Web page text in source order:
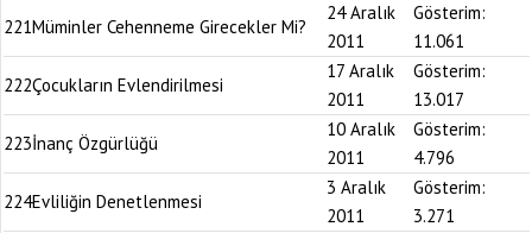
221Müminler Cehenneme Girecekler Mi?
24 Aralık
2011
Gösterim:
11.061
222Çocukların Evlendirilmesi
17 Aralık
2011
Gösterim:
13.017
223İnanç Özgürlüğü
10 Aralık
2011
Gösterim:
4.796
224Evliliğin Denetlenmesi
3 Aralık
2011
Gösterim:
3.271